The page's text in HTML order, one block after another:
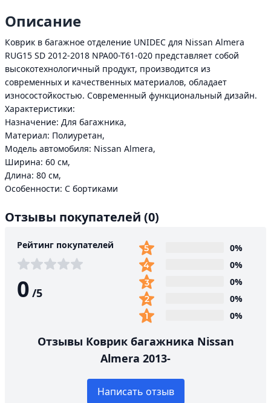
Описание
Коврик в багажное отделение UNIDEC для Nissan Almera
RUG15 SD 2012-2018 NPA00-T61-020 представляет собой
высокотехнологичный продукт, производится из
современных и качественных материалов, обладает
износостойкостью. Современный функциональный дизайн.
Характеристики:
Назначение: Для багажника,
Материал: Полиуретан,
Модель автомобиля: Nissan Almera,
Ширина: 60 см,
Длина: 80 см,
Особенности: С бортиками
Отзывы покупателей (0)
Рейтинг покупателей
0 /5
0%
0%
0%
0%
0%
Отзывы Коврик багажника Nissan
Almera 2013-
Написать отзыв